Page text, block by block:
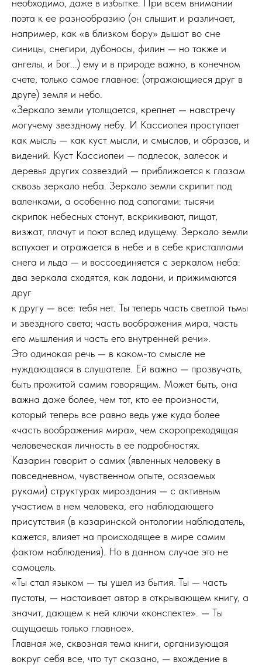
необходимо, даже в избытке. При всем внимании
поэта к ее разнообразию (он слышит и различает,
например, как «в близком бору» дышат во сне
синицы, снегири, дубоносы, филин — но также и
ангелы, и Бог...) ему и в природе важно, в конечном
счете, только самое главное: (отражающиеся друг в
друге) земля и небо.
«Зеркало земли утолщается, крепнет — навстречу
могучему звездному небу. И Кассиопея проступает
как мысль — как куст мысли, и смыслов, и образов, и
видений. Куст Кассиопеи — подлесок, залесок и
деревья других созвездий — приближается к глазам
сквозь зеркало неба. Зеркало земли скрипит под
валенками, а особенно под сапогами: тысячи
скрипок небесных стонут, вскрикивают, пищат,
визжат, плачут и поют вслед идущему. Зеркало земли
вспухает и отражается в небе и в себе кристаллами
снега и льда — и воссоединяется с зеркалом неба:
два зеркала сходятся, как ладони, и прижимаются
друг
к другу — все: тебя нет. Ты теперь часть светлой тьмы
и звездного света; часть воображения мира, часть
его мышления и часть его внутренней речи».
Это одинокая речь — в каком-то смысле не
нуждающаяся в слушателе. Ей важно — прозвучать,
быть прожитой самим говорящим. Может быть, она
важна даже более, чем тот, кто ее произности,
который теперь все равно ведь уже куда более
«часть воображения мира», чем скоропреходящая
человеческая личность в ее подробностях.
Казарин говорит о самих (явленных человеку в
повседневном, чувственном опыте, осязаемых
руками) структурах мироздания — с активным
участием в нем человека, его наблюдающего
присутствия (в казаринской онтологии наблюдатель,
кажется, влияет на происходящее в мире самим
фактом наблюдения). Но в данном случае это не
самоцель.
«Ты стал языком — ты ушел из бытия. Ты — часть
пустоты, — настаивает автор в открывающем книгу, а
значит, дающем к ней ключи «конспекте». — Ты
ощущаешь только главное».
Главная же, сквозная тема книги, организующая
вокруг себя все, что тут сказано, — вхождение в